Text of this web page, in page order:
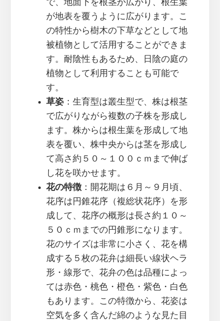
で、地面下を根茎が広がり、根生葉
が地表を覆うように広がります。こ
の特性から樹木の下草などとして地
被植物として活用することができま
す。耐陰性もあるため、日陰の庭の
植物として利用することも可能で
す。
草姿：生育型は叢生型で、株は根茎
で広がりながら複数の子株を形成し
ます。株からは根生葉を形成して地
表を覆い、株中央からは茎を形成し
て高さ約５０～１００ｃｍまで伸ば
し花を咲かせます。
花の特徴：開花期は６月～９月頃、
花序は円錐花序（複総状花序）を形
成して、花序の概形は長さ約１０～
５０ｃｍまでの円錐形になります。
花のサイズは非常に小さく、花を構
成する５枚の花弁は細長い線状ヘラ
形・線形で、花弁の色は品種によっ
ては赤色・桃色・橙色・紫色・白色
もあります。この特徴から、花姿は
空気を多く含んだ綿のような見た目